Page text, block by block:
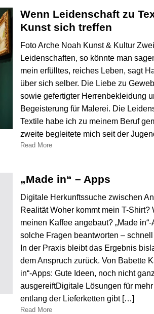
Wenn Leidenschaft zu
Kunst sich treffen
Foto Arche Noah Kunst & Kultur Zwei
Leidenschaften, so könnte man
mein erfülltes, reiches Leben, sagt
über sich selber. Die Liebe zu
sowie gefertigter Herrenbekleidung
Begeisterung für Malerei. Die
Textile habe ich zu meinem Beruf
zweite begleitete mich seit der
Read More
„Made in“ – Apps
Digitale Herkunftssuche zwischen
Realität Woher kommt mein T-Shirt?
meinen Kaffee angebaut? „Made
solche Fragen beantworten –
In der Praxis bleibt das Ergebnis
dem Anspruch zurück. Von Babette
in“-Apps: Gute Ideen, noch nicht ganz
ausgereiftDigitale Lösungen für
entlang der Lieferketten gibt […]
Read More